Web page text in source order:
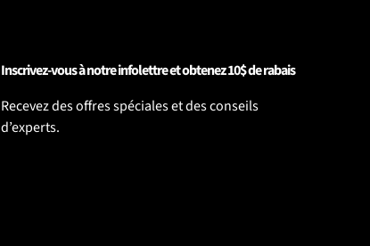
Inscrivez-vous à notre infolettre et obtenez 10$ de rabais
Recevez des offres spéciales et des conseils
d’experts.